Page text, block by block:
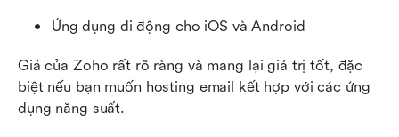
Ứng dụng di động cho iOS và Android
Giá của Zoho rất rõ ràng và mang lại giá trị tốt, đặc
biệt nếu bạn muốn hosting email kết hợp với các ứng
dụng năng suất.